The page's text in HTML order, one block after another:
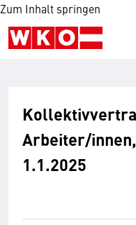
Zum Inhalt springen
Arbeiter/
1.1.2025